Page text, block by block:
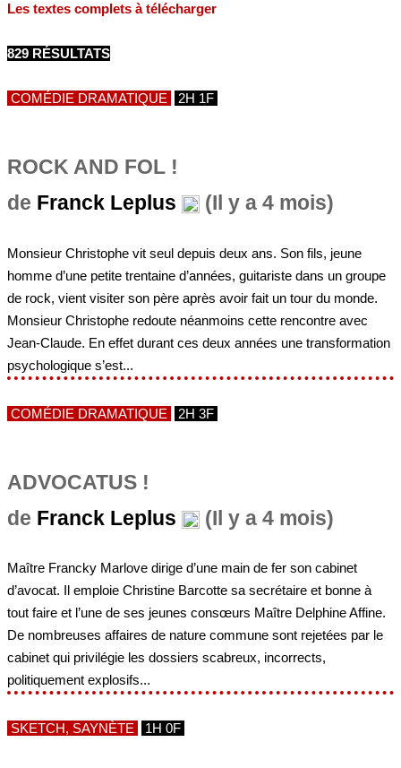
Les textes complets à télécharger
829 RÉSULTATS
COMÉDIE DRAMATIQUE 2H 1F
ROCK AND FOL !
de Franck Leplus (Il y a 4 mois)
Monsieur Christophe vit seul depuis deux ans. Son fils, jeune
homme d’une petite trentaine d’années, guitariste dans un groupe
de rock, vient visiter son père après avoir fait un tour du monde.
Monsieur Christophe redoute néanmoins cette rencontre avec
Jean-Claude. En effet durant ces deux années une transformation
psychologique s’est...
COMÉDIE DRAMATIQUE 2H 3F
ADVOCATUS !
de Franck Leplus (Il y a 4 mois)
Maître Francky Marlove dirige d’une main de fer son cabinet
d’avocat. Il emploie Christine Barcotte sa secrétaire et bonne à
tout faire et l’une de ses jeunes consœurs Maître Delphine Affine.
De nombreuses affaires de nature commune sont rejetées par le
cabinet qui privilégie les dossiers scabreux, incorrects,
politiquement explosifs...
SKETCH, SAYNÈTE 1H 0F